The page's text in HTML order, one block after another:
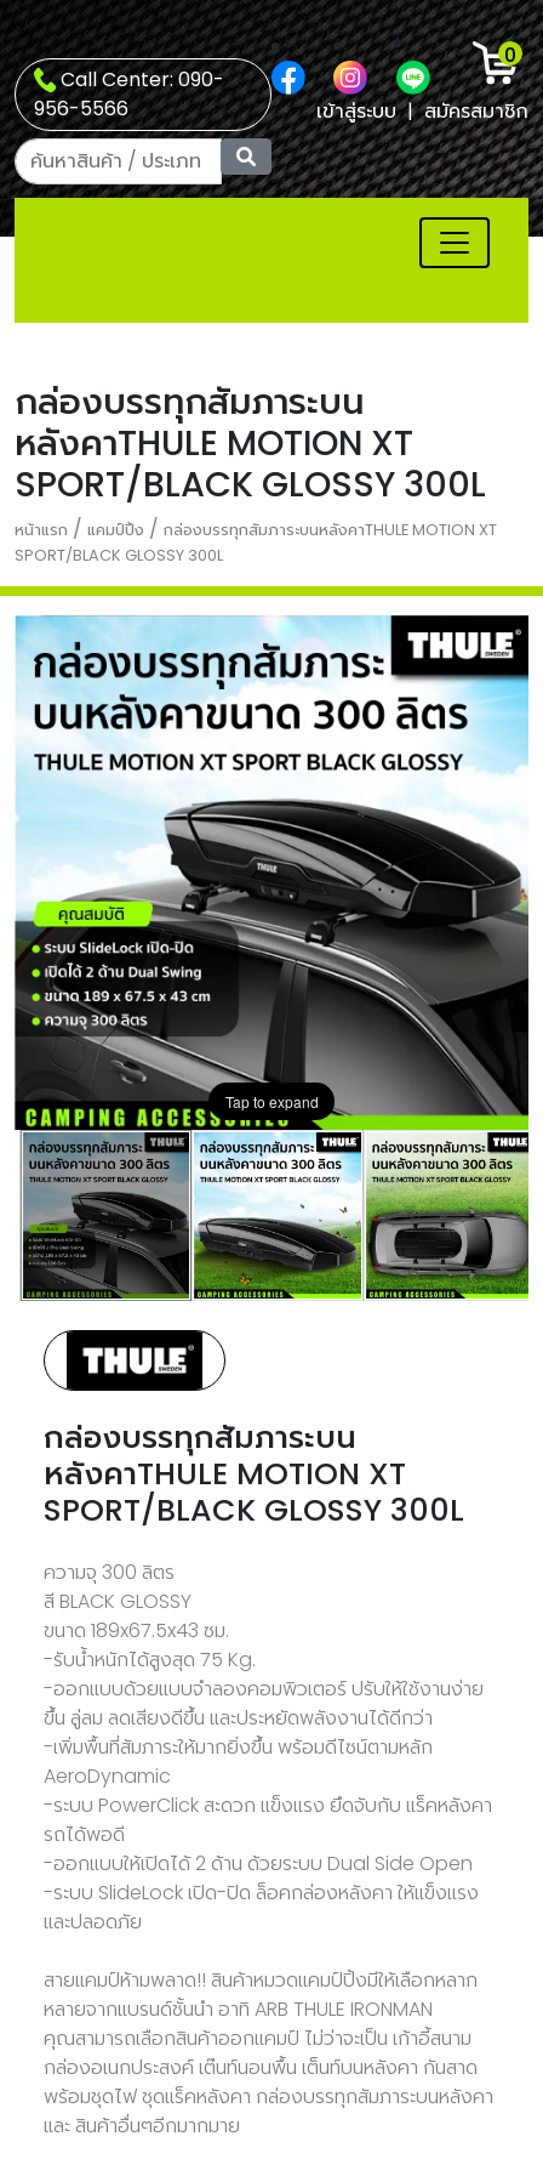
Call Center: 090-
956-5566
0
เข้าสู่ระบบ | สมัครสมาชิก
กล่องบรรทุกสัมภาระบน
หลังคาTHULE MOTION XT
SPORT/BLACK GLOSSY 300L
หน้าแรก / แคมป์ปิ้ง / กล่องบรรทุกสัมภาระบนหลังคาTHULE MOTION XT
SPORT/BLACK GLOSSY 300L
Tap to expand
กล่องบรรทุกสัมภาระบน
หลังคาTHULE MOTION XT
SPORT/BLACK GLOSSY 300L
ความจุ 300 ลิตร
สี BLACK GLOSSY
ขนาด 189x67.5x43 ซม.
-รับน้ำหนักได้สูงสุด 75 Kg.
-ออกแบบด้วยแบบจำลองคอมพิวเตอร์ ปรับให้ใช้งานง่าย
ขึ้น ลู่ลม ลดเสียงดีขึ้น และประหยัดพลังงานได้ดีกว่า
-เพิ่มพื้นที่สัมภาระให้มากยิ่งขึ้น พร้อมดีไซน์ตามหลัก
AeroDynamic
-ระบบ PowerClick สะดวก แข็งแรง ยึดจับกับ แร็คหลังคา
รถได้พอดี
-ออกแบบให้เปิดได้ 2 ด้าน ด้วยระบบ Dual Side Open
-ระบบ SlideLock เปิด-ปิด ล็อคกล่องหลังคา ให้แข็งแรง
และปลอดภัย
สายแคมป์ห้ามพลาด!! สินค้าหมวดแคมป์ปิ้งมีให้เลือกหลาก
หลายจากแบรนด์ชั้นนำ อาทิ ARB THULE IRONMAN
คุณสามารถเลือกสินค้าออกแคมป์ ไม่ว่าจะเป็น เก้าอี้สนาม
กล่องอเนกประสงค์ เต๊นท์นอนพื้น เต็นท์บนหลังคา กันสาด
พร้อมชุดไฟ ชุดแร็คหลังคา กล่องบรรทุกสัมภาระบนหลังคา
และ สินค้าอื่นๆอีกมากมาย